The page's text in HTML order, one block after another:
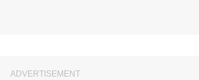
ADVERTISEMENT